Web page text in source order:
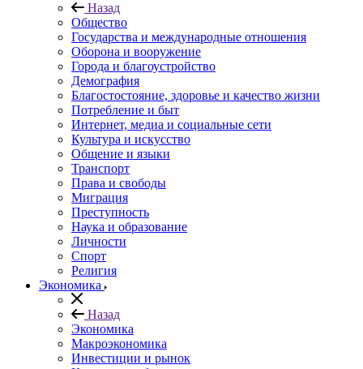
Назад
Общество
Государства и международные отношения
Оборона и вооружение
Города и благоустройство
Демография
Благостостояние, здоровье и качество жизни
Потребление и быт
Интернет, медиа и социальные сети
Культура и искусство
Общение и языки
Транспорт
Права и свободы
Миграция
Преступность
Наука и образование
Личности
Спорт
Религия
Экономика
Назад
Экономика
Макроэкономика
Инвестиции и рынок